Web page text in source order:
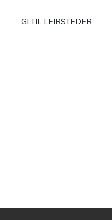
GI TIL LEIRSTEDER